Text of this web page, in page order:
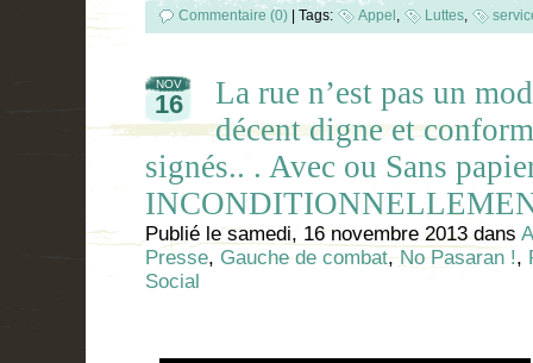
Commentaire (0) | Tags: Appel Luttes
NOV
16
La rue n’est pas un
décent digne et
signés.. . Avec ou Sans
Publié lesamedi, 16 novembre 2013dans
Presse, Gauche de combat,No Pasaran !,
Social